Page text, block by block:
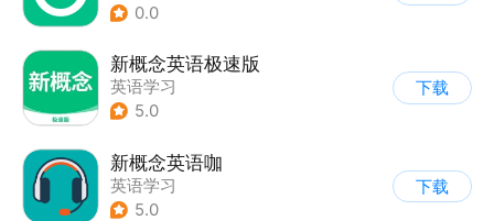
0.0
新概念英语极速版
英语学习
5.0
下载
新概念英语咖
英语学习
5.0
下载